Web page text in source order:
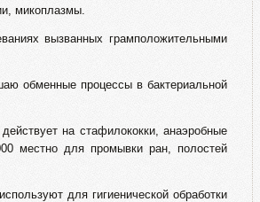
микоплазмы.
вызванных грамположительными
обменные процессы в бактериальной
на стафилококки, анаэробные
местно для промывки ран, полостей
для гигиенической обработки